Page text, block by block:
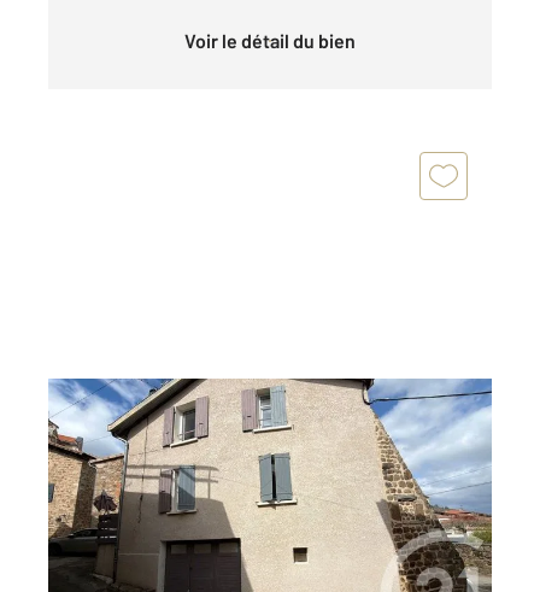
Voir le détail du bien
ANNONAY 07
94 m2, 5 pièces
Ref : 4960
Maison à vendre
139 000 €